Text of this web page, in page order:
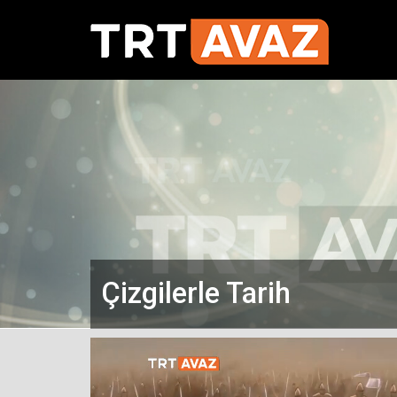
Çizgilerle Tarih